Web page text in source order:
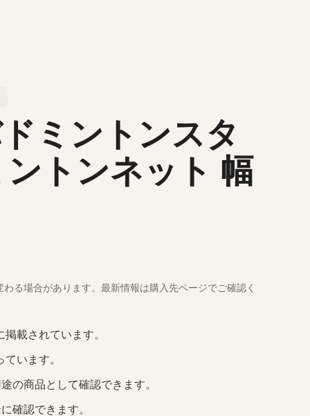
ミントンスタ
トンネット 幅
る場合があります。最新情報は購入先ページでご確認く
載されています。
います。
の商品として確認できます。
確認できます。